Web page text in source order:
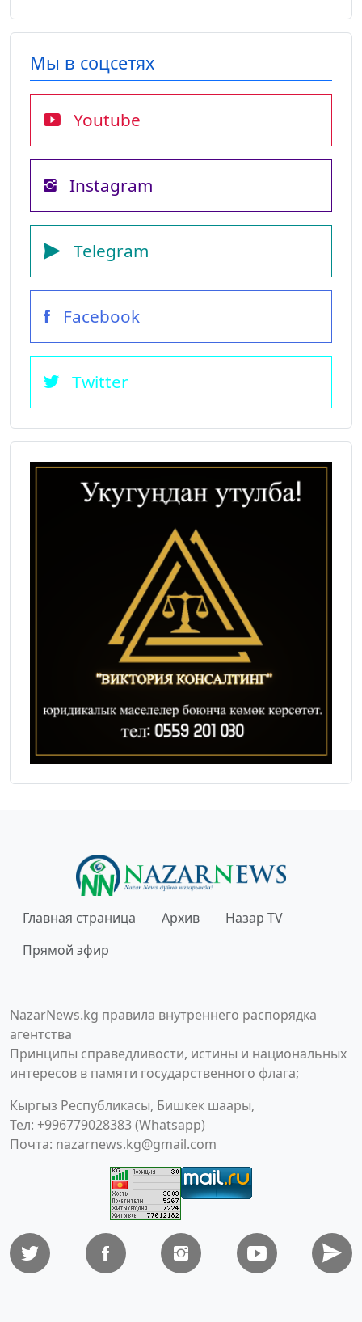
Мы в соцсетях
Youtube
Instagram
Telegram
Facebook
Twitter
Главная страница Архив
Назар TV
Прямой эфир
NazarNews.kg правила внутреннего распорядка
агентства
Принципы справедливости, истины и национальных
интересов в памяти государственного флага;
Кыргыз Республикасы, Бишкек шаары,
Тел: +996779028383 (Whatsapp)
Почта: nazarnews.kg@gmail.com